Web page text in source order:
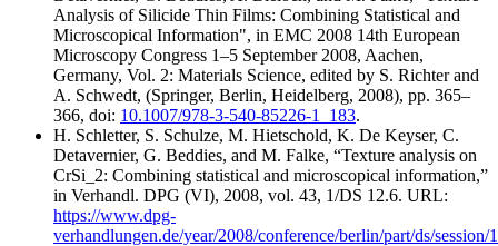
Analysis of Silicide Thin Films: Combining Statistical and
Microscopical Information", in EMC 2008 14th European
Microscopy Congress 1–5 September 2008, Aachen,
Germany, Vol. 2: Materials Science, edited by S. Richter and
A. Schwedt, (Springer, Berlin, Heidelberg, 2008), pp. 365–
366, doi: 10.1007/978-3-540-85226-1_183.
H. Schletter, S. Schulze, M. Hietschold, K. De Keyser, C.
Detavernier, G. Beddies, and M. Falke, “Texture analysis on
CrSi_2: Combining statistical and microscopical information,”
in Verhandl. DPG (VI), 2008, vol. 43, 1/DS 12.6. URL:
https://www.dpg-
verhandlungen.de/year/2008/conference/berlin/part/ds/